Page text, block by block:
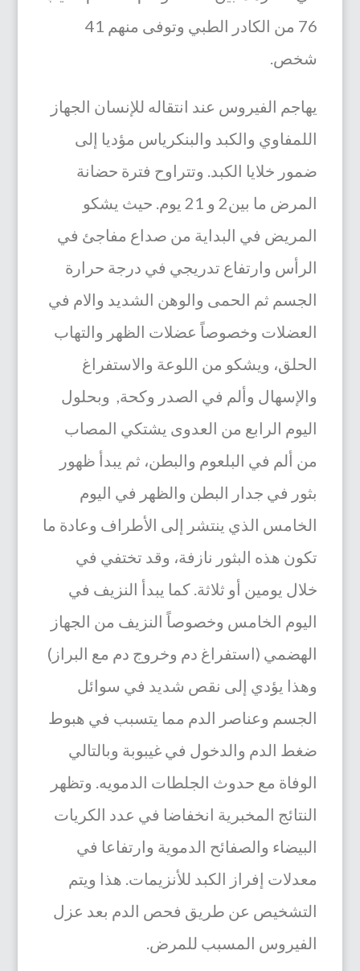
76 من الكادر الطبي وتوفى منهم 41
شخص.
يهاجم الفيروس عند انتقاله للإنسان الجهاز
اللمفاوي والكبد والبنكرياس مؤديا إلى
ضمور خلايا الكبد. وتتراوح فترة حضانة
المرض ما بين2 و 21 يوم. حيث يشكو
المريض في البداية من صداع مفاجئ في
الرأس وارتفاع تدريجي في درجة حرارة
الجسم ثم الحمى والوهن الشديد والام في
العضلات وخصوصاً عضلات الظهر والتهاب
الحلق، ويشكو من اللوعة والاستفراغ
والإسهال وألم في الصدر وكحة, وبحلول
اليوم الرابع من العدوى يشتكي المصاب
من ألم في البلعوم والبطن، ثم يبدأ ظهور
بثور في جدار البطن والظهر في اليوم
الخامس الذي ينتشر إلى الأطراف وعادة ما
تكون هذه البثور نازفة، وقد تختفي في
خلال يومين أو ثلاثة. كما يبدأ النزيف في
اليوم الخامس وخصوصاً النزيف من الجهاز
الهضمي (استفراغ دم وخروج دم مع البراز)
وهذا يؤدي إلى نقص شديد في سوائل
الجسم وعناصر الدم مما يتسبب في هبوط
ضغط الدم والدخول في غيبوبة وبالتالي
الوفاة مع حدوث الجلطات الدمويه. وتظهر
النتائج المخبرية انخفاضا في عدد الكريات
البيضاء والصفائح الدموية وارتفاعا في
معدلات إفراز الكبد للأنزيمات. هذا ويتم
التشخيص عن طريق فحص الدم بعد عزل
الفيروس المسبب للمرض.